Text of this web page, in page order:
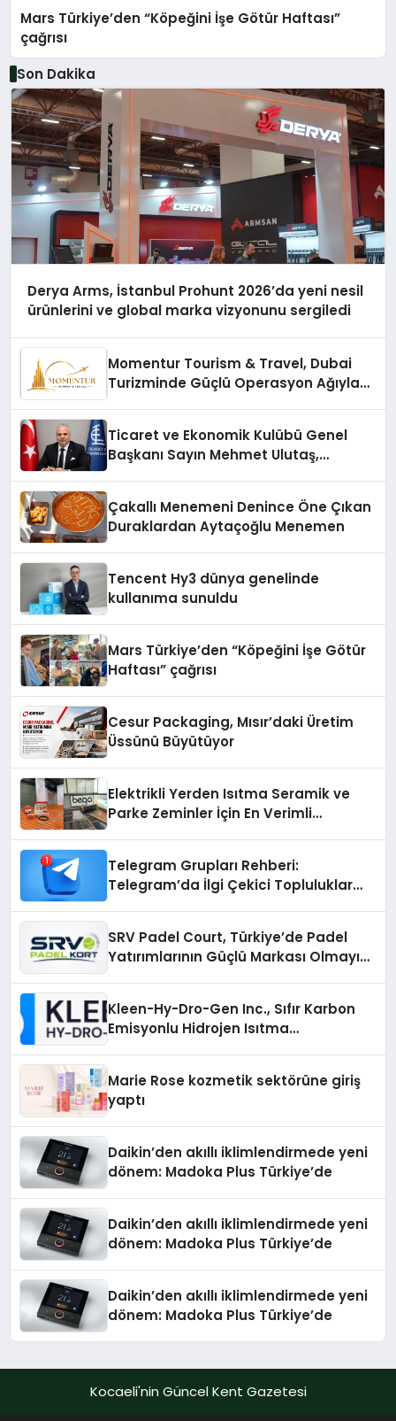
Mars Türkiye’den “Köpeğini İşe Götür Haftası”
çağrısı
Son Dakika
Derya Arms, İstanbul Prohunt 2026’da yeni nesil
ürünlerini ve global marka vizyonunu sergiledi
Momentur Tourism & Travel, Dubai
Turizminde Güçlü Operasyon Ağıyla
Ticaret ve Ekonomik Kulübü Genel
Başkanı Sayın Mehmet Ulutaş,
Çakallı Menemeni Denince Öne Çıkan
Duraklardan Aytaçoğlu Menemen
Tencent Hy3 dünya genelinde
kullanıma sunuldu
Mars Türkiye’den “Köpeğini İşe Götür
Haftası” çağrısı
Cesur Packaging, Mısır’daki Üretim
Üssünü Büyütüyor
Elektrikli Yerden Isıtma Seramik ve
Parke Zeminler İçin En Verimli
Telegram Grupları Rehberi:
Telegram’da İlgi Çekici Topluluklar
SRV Padel Court, Türkiye’de Padel
Yatırımlarının Güçlü Markası Olmayı
Kleen-Hy-Dro-Gen Inc., Sıfır Karbon
Emisyonlu Hidrojen Isıtma
Marie Rose kozmetik sektörüne giriş
yaptı
Daikin’den akıllı iklimlendirmede yeni
dönem: Madoka Plus Türkiye’de
Daikin’den akıllı iklimlendirmede yeni
dönem: Madoka Plus Türkiye’de
Daikin’den akıllı iklimlendirmede yeni
dönem: Madoka Plus Türkiye’de
Kocaeli'nin Güncel Kent Gazetesi